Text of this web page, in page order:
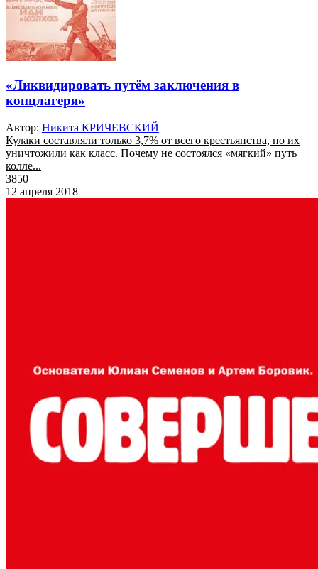
«Ликвидировать путём заключения в
концлагеря»
Автор: Никита КРИЧЕВСКИЙ
Кулаки составляли только 3,7% от всего крестьянства, но их
уничтожили как класс. Почему не состоялся «мягкий» путь
колле...
3850
12 апреля 2018